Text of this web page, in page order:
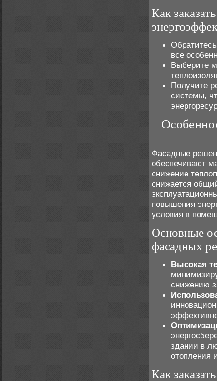
Как
все
Выберите
Получите
системы,
Фасадные
обеспечивают
снижение
снижается
повышения
условия в
Основные
фасадных
Высокая
снижению
здании в
отопления
Как